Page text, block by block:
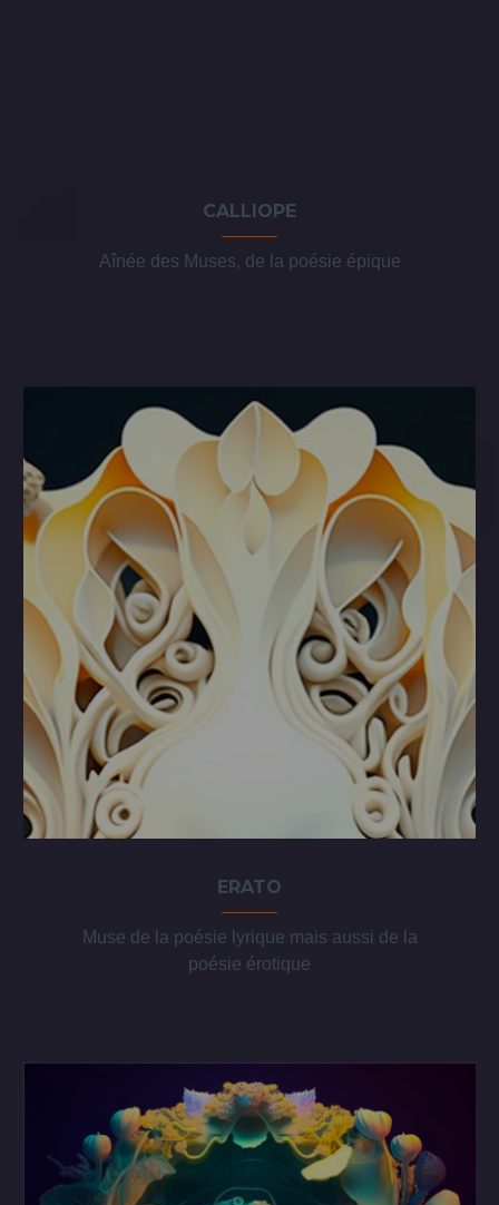
CALLIOPE
Aînée des Muses, de la poésie épique
ERATO
Muse de la poésie lyrique mais aussi de la
poésie érotique